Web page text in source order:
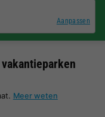
Aanpassen
Meer weten